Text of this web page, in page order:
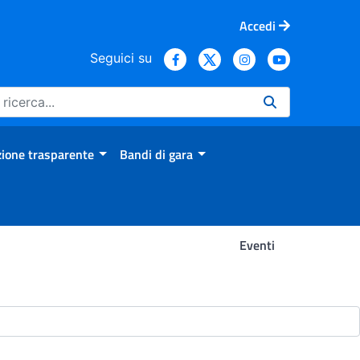
Accedi
Seguici su
trasparente Bandi di gara
Eventi